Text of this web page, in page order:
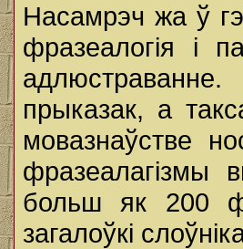
Насамрэч жа ў
фразеалогія і
прыказак, а
мовазнаўстве
фразеалагізмы
больш як 200
загалоўкі